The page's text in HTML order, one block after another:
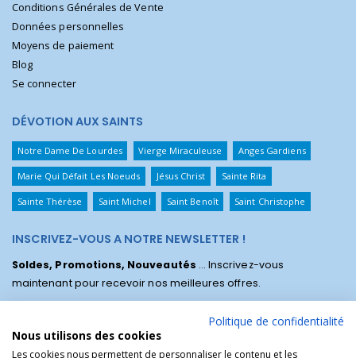
Conditions Générales de Vente
Données personnelles
Moyens de paiement
Blog
Se connecter
DÉVOTION AUX SAINTS
Notre Dame De Lourdes Vierge Miraculeuse Anges Gardiens
Marie Qui Défait Les Noeuds Jésus Christ Sainte Rita
Sainte Thérèse Saint Michel Saint Benoît Saint Christophe
INSCRIVEZ-VOUS A NOTRE NEWSLETTER !
Soldes, Promotions, Nouveautés ... Inscrivez-vous
maintenant pour recevoir nos meilleures offres.
Politique de confidentialité
Nous utilisons des cookies
Les cookies nous permettent de personnaliser le contenu et les